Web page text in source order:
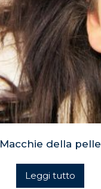
Macchie della pelle
Leggi tutto